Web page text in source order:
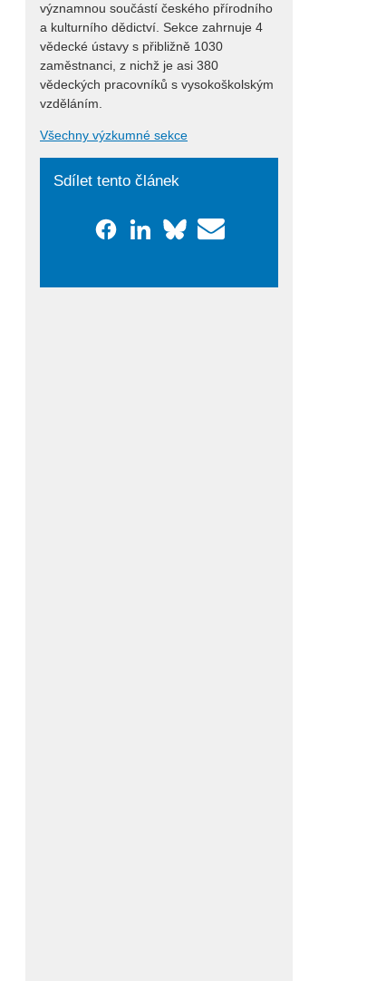
významnou součástí českého přírodního
a kulturního dědictví. Sekce zahrnuje 4
vědecké ústavy s přibližně 1030
zaměstnanci, z nichž je asi 380
vědeckých pracovníků s vysokoškolským
vzděláním.
Všechny výzkumné sekce
Sdílet tento článek